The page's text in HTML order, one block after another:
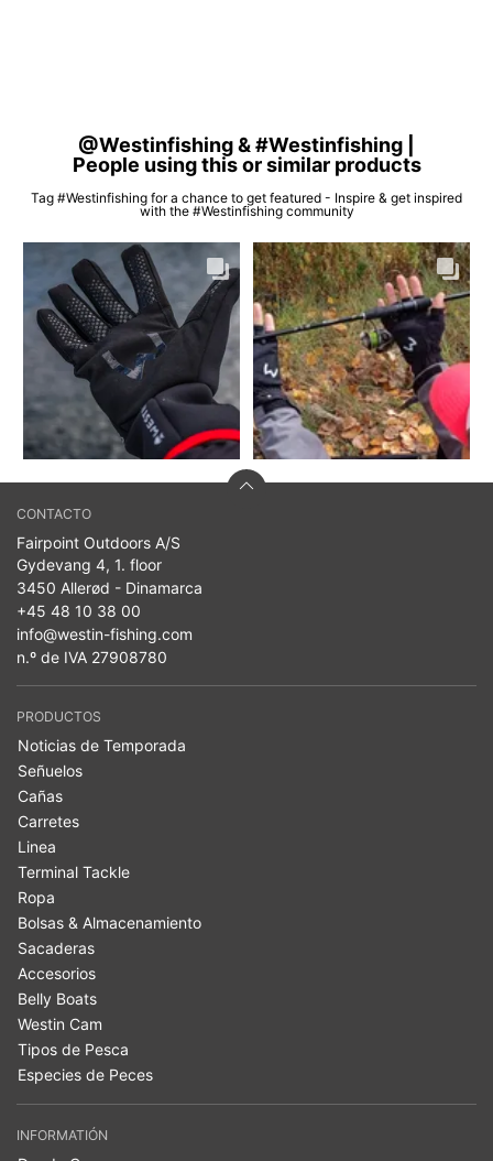
@Westinfishing & #Westinfishing |
People using this or similar products
Tag #Westinfishing for a chance to get featured - Inspire & get inspired
with the #Westinfishing community
CONTACTO
Fairpoint Outdoors A/S
Gydevang 4, 1. floor
3450 Allerød - Dinamarca
+45 48 10 38 00
info@westin-fishing.com
n.º de IVA 27908780
PRODUCTOS
Noticias de Temporada
Señuelos
Cañas
Carretes
Linea
Terminal Tackle
Ropa
Bolsas & Almacenamiento
Sacaderas
Accesorios
Belly Boats
Westin Cam
Tipos de Pesca
Especies de Peces
INFORMATIÓN